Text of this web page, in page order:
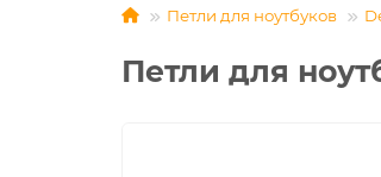
Петли для ноутбуков
Петли для